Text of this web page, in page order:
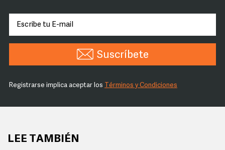
Suscríbete
Registrarse implica aceptar los Términos y Condiciones
LEE TAMBIÉN